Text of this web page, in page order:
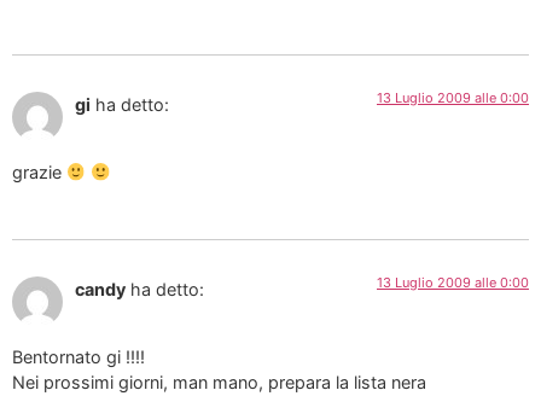
gi ha detto: 13 Luglio 2009 alle 0:00
grazie
candy ha detto: 13 Luglio 2009 alle 0:00
Bentornato gi !!!!
Nei prossimi giorni, man mano, prepara la lista nera